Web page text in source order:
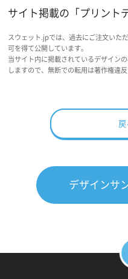
サイト掲載の「プリント
スウェット.jpでは、過去にご注文いた
可を得て公開しています。
当サイト内に掲載されているデザイン
しますので、無断での転用は著作権違
戻
デザインサ